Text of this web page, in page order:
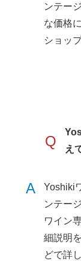
ンテー
な価格
ショッ
Q
え
A
Yoshiki
ンテー
ワイン
細説明
どで詳